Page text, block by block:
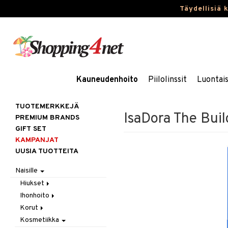
Täydellisiä
Kauneudenhoito Piilolinssit
IsaDora The
TUOTEMERKKEJÄ
PREMIUM BRANDS
GIFT SET
KAMPANJAT
UUSIA TUOTTEITA
Naisille
Hiukset
Gift Set
Harjat / Kammat
Hiuskuurit
Ihonhoito
Aurinkotuotteet
Erikoistuotteet
Korut
Kaulakorut
Kosmetiikka